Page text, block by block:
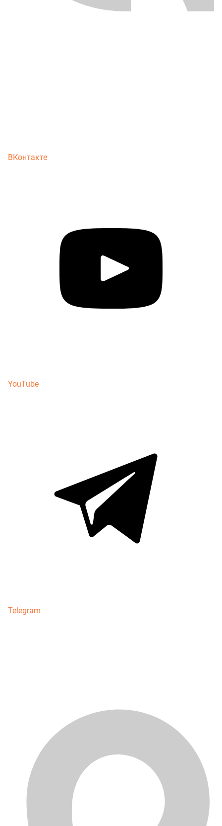
ВКонтакте
YouTube
Telegram